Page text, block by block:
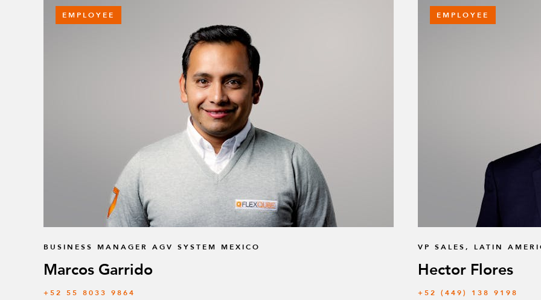
EMPLOYEE
BUSINESS MANAGER AGV SYSTEM MEXICO
Marcos Garrido
+52 55 8033 9864
EMPLOYEE
VP SALES, LATIN
Hector Flores
+52 (449) 138 9198